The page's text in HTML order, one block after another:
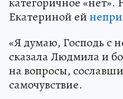
Екатериной ей
«Я думаю, Господь с
сказала Людмила и
на вопросы,
самочувствие.